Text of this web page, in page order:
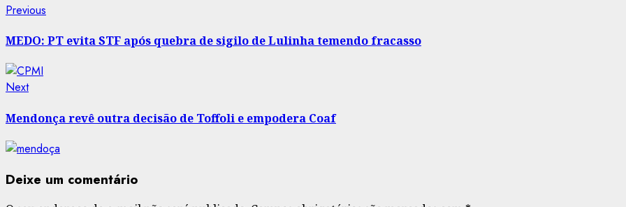
Post
navigation
Previous
MEDO: PT evita STF após quebra de sigilo de Lulinha temendo fracasso
NextNext
Mendonça revê outra decisão de Toffoli e empodera Coaf
Deixe um comentário